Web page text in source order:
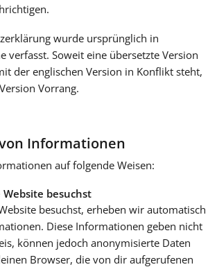
wurde ursprünglich in
verfasst. Soweit eine übersetzte Version
der englischen Version in Konflikt steht,
Vorrang.
Informationen
auf folgende Weisen:
besuchst
besuchst, erheben wir automatisch
Diese Informationen geben nicht
können jedoch anonymisierte Daten
Browser, die von dir aufgerufenen